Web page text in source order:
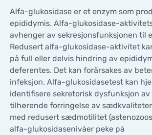
Alfa-glukosidase er et enzym som
epididymis. Alfa-glukosidase-
avhenger av sekresjonsfunksjonen til
Redusert alfa-glukosidase-aktivitet
på full eller delvis hindring av
deferentes. Det kan forårsakes av
infeksjon. Alfa-glukosidasetest kan
identifisere sekretorisk dysfunksjon
tilhørende forringelse av
med redusert sædmotilitet
alfa-glukosidasenivåer peke på